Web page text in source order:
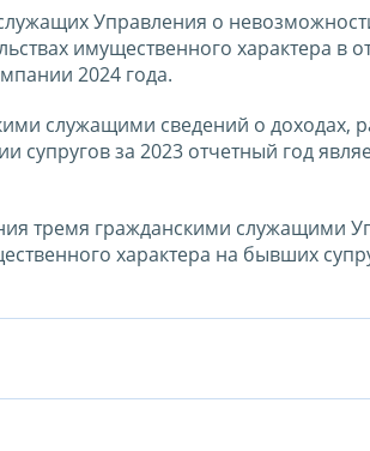
Управления о
имущественного характера в
2024 года.
служащими сведений о доходах,
за 2023 отчетный год
тремя гражданскими служащими
характера на бывших